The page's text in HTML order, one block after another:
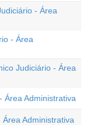
- Área
- Área
Judiciário - Área
Área Administrativa
Administrativa